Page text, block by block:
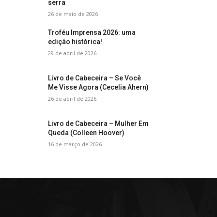
serra
26 de maio de 2026
Troféu Imprensa 2026: uma
edição histórica!
29 de abril de 2026
Livro de Cabeceira – Se Você
Me Visse Agora (Cecelia Ahern)
26 de abril de 2026
Livro de Cabeceira – Mulher Em
Queda (Colleen Hoover)
16 de março de 2026